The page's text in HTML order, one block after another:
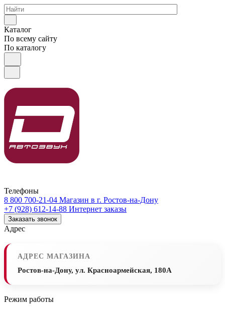
Каталог
По всему сайту
По каталогу
Телефоны
8 800 700-21-04 Магазин в г. Ростов-на-Дону
+7 (928) 612-14-88 Интернет заказы
Заказать звонок
Адрес
АДРЕС МАГАЗИНА
Ростов-на-Дону, ул. Красноармейская, 180А
Режим работы